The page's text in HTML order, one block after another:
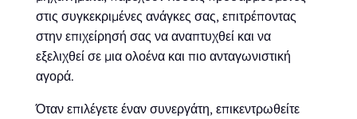
στις συγκεκριμένες ανάγκες σας, επιτρέποντας
στην επιχείρησή σας να αναπτυχθεί και να
εξελιχθεί σε μια ολοένα και πιο ανταγωνιστική
αγορά.
Όταν επιλέγετε έναν συνεργάτη, επικεντρωθείτε